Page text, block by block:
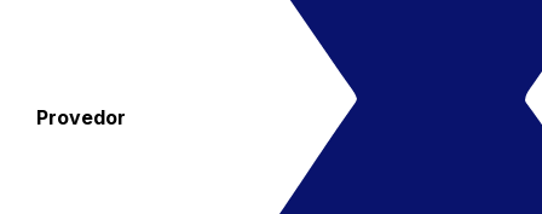
Provedor